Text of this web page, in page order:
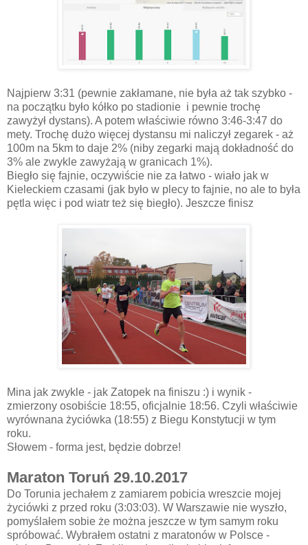
Najpierw 3:31 (pewnie zakłamane, nie była aż tak szybko -
na początku było kółko po stadionie i pewnie trochę
zawyżył dystans). A potem właściwie równo 3:46-3:47 do
mety. Trochę dużo więcej dystansu mi naliczył zegarek - aż
100m na 5km to daje 2% (niby zegarki mają dokładność do
3% ale zwykle zawyżają w granicach 1%).
Biegło się fajnie, oczywiście nie za łatwo - wiało jak w
Kieleckiem czasami (jak było w plecy to fajnie, no ale to była
pętla więc i pod wiatr też się biegło). Jeszcze finisz
Mina jak zwykle - jak Zatopek na finiszu :) i wynik -
zmierzony osobiście 18:55, oficjalnie 18:56. Czyli właściwie
wyrównana życiówka (18:55) z Biegu Konstytucji w tym
roku.
Słowem - forma jest, będzie dobrze!
Maraton Toruń 29.10.2017
Do Torunia jechałem z zamiarem pobicia wreszcie mojej
życiówki z przed roku (3:03:03). W Warszawie nie wyszło,
pomyślałem sobie że można jeszcze w tym samym roku
spróbować. Wybrałem ostatni z maratonów w Polsce -